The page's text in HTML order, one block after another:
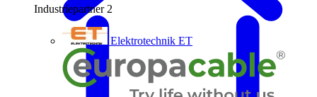
Industriepartner 2
Elektrotechnik ET